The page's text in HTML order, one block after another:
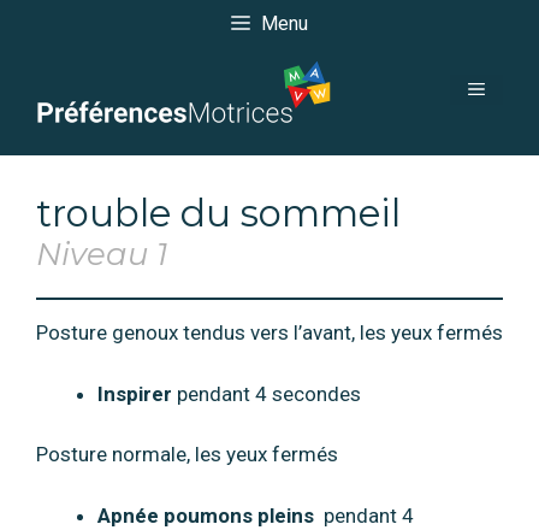
Menu
menu
trouble du sommeil
Niveau 1
Posture genoux tendus vers l’avant, les yeux fermés
Inspirer pendant 4 secondes
Posture normale, les yeux fermés
Apnée poumons pleins pendant 4